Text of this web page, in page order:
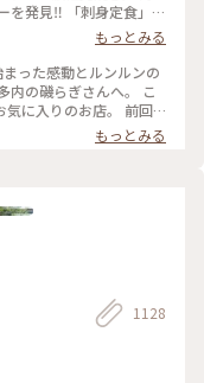
身定食」と
てきたものを見ると
新鮮なお刺身を、特
醤油で食べたり、ごは
さん
ながら時間をかけて少
で出されたお茶碗、湯
購入することができま
もっとみる
った感動とルンルンの
内の磯らぎさんへ。 こ
気に入りのお店。 前回
ですが、今回はその投稿
混んでいたので窓際で
味やタレで楽しみ。。
さん。 久留米から博多
ました。 感謝、感謝
ぎ このあとは涙のお別
ましょう✨ (11月3日
日間ありがとう
もっとみる
1128